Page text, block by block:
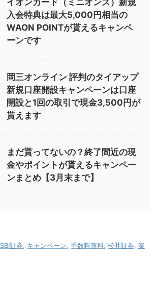
イオンカード（ミニオンズ）新規
入会特典は最大5,000円相当の
WAON POINTが貰えるキャンペ
ーンです
岡三オンライン 評判のタイアップ
新規口座開設キャンペーンは口座
開設と1回の取引で現金3,500円が
貰えます
まだ貰ってないの？終了間近の現
金やポイントが貰えるキャンペー
ンまとめ【3月末まで】
SBI証券 キャンペーン 手数料無料 松井証券 楽